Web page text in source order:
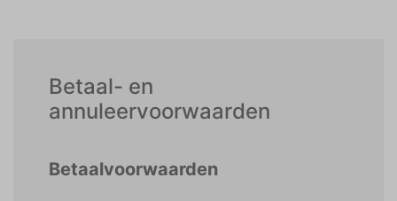
Betaal- en
annuleervoorwaarden
Betaalvoorwaarden